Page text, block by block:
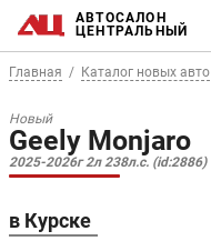
АВТОСАЛОН
ЦЕНТРАЛЬНЫЙ
Главная Каталог новых авто
Новый
Geely Monjaro
2025-2026г 2л 238л.с. (id:2886)
в Курске